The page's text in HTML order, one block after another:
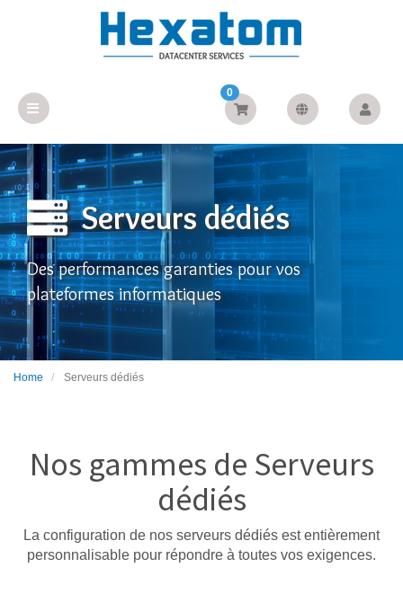
0
Serveurs dédiés
Des performances garanties pour vos
plateformes informatiques
Home Serveurs dédiés
Nos gammes de Serveurs
dédiés
La configuration de nos serveurs dédiés est entièrement
personnalisable pour répondre à toutes vos exigences.